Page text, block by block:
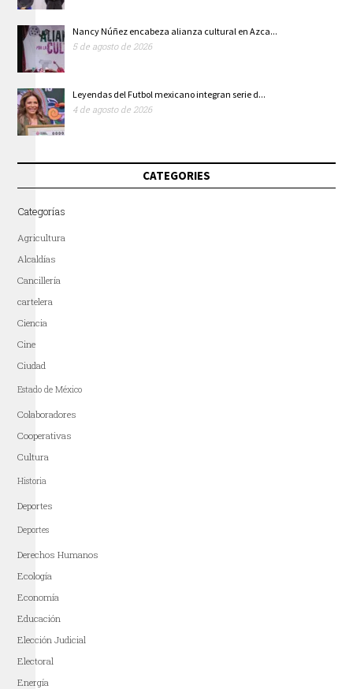
Nancy Núñez encabeza alianza cultural en Azca...
5 de agosto de 2026
Leyendas del Futbol mexicano integran serie d...
4 de agosto de 2026
CATEGORIES
Categorías
Agricultura
Alcaldías
Cancillería
cartelera
Ciencia
Cine
Ciudad
Estado de México
Colaboradores
Cooperativas
Cultura
Historia
Deportes
Deportes
Derechos Humanos
Ecología
Economía
Educación
Elección Judicial
Electoral
Energía